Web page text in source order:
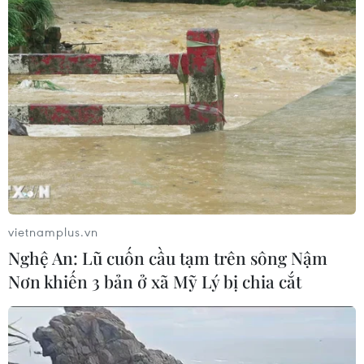
dân
07/08/2026 13:51
Bảo mẫu tại cơ sở mầm non thừa
nhận hành vi bạo hành hai trẻ
07/08/2026 12:27
Phát hiện đối tượng tàng trữ trái
phép vũ khí quân dụng
07/08/2026 12:25
Tây Ninh cảnh báo giả mạo cơ quan
đăng ký kinh doanh để lừa đảo
doanh nghiệp
vietnamplus.vn
Nghệ An: Lũ cuốn cầu tạm trên sông Nậm
Nơn khiến 3 bản ở xã Mỹ Lý bị chia cắt